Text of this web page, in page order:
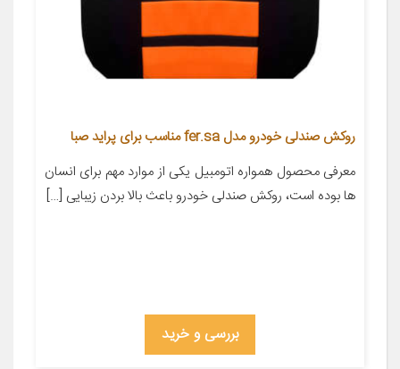
روکش صندلی خودرو مدل fer.sa مناسب برای پراید صبا
معرفی محصول همواره اتومبیل یکی از موارد مهم برای انسان
ها بوده است، روکش صندلی خودرو باعث بالا بردن زیبایی […]
بررسی و خرید